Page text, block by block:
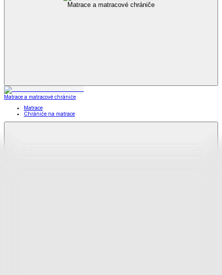
Matrace a matracové chrániče
Matrace a matracové chrániče
Matrace
Chrániče na matrace